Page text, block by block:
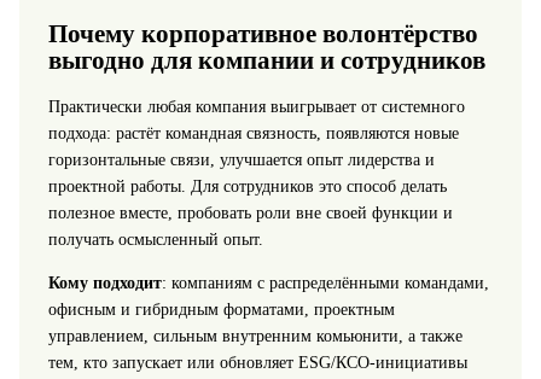
Почему корпоративное волонтёрство
выгодно для компании и сотрудников
Практически любая компания выигрывает от системного
подхода: растёт командная связность, появляются новые
горизонтальные связи, улучшается опыт лидерства и
проектной работы. Для сотрудников это способ делать
полезное вместе, пробовать роли вне своей функции и
получать осмысленный опыт.
Кому подходит: компаниям с распределёнными командами,
офисным и гибридным форматами, проектным
управлением, сильным внутренним комьюнити, а также
тем, кто запускает или обновляет ESG/КСО-инициативы